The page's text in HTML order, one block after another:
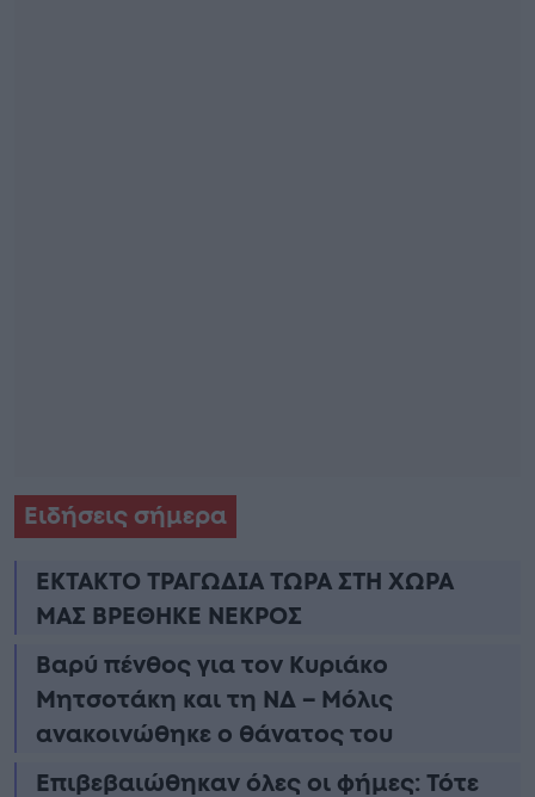
Ειδήσεις σήμερα
ΕΚΤΑΚΤΟ ΤΡΑΓΩΔΙΑ ΤΩΡΑ ΣΤΗ ΧΩΡΑ
ΜΑΣ ΒΡΕΘΗΚΕ ΝΕΚΡΟΣ
Βαρύ πένθος για τον Κυριάκο
Μητσοτάκη και τη ΝΔ – Μόλις
ανακοινώθηκε ο θάνατος του
Επιβεβαιώθηκαν όλες οι φήμες: Τότε